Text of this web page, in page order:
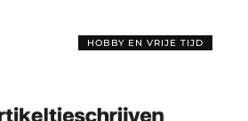
HOBBY EN VRIJE TIJD